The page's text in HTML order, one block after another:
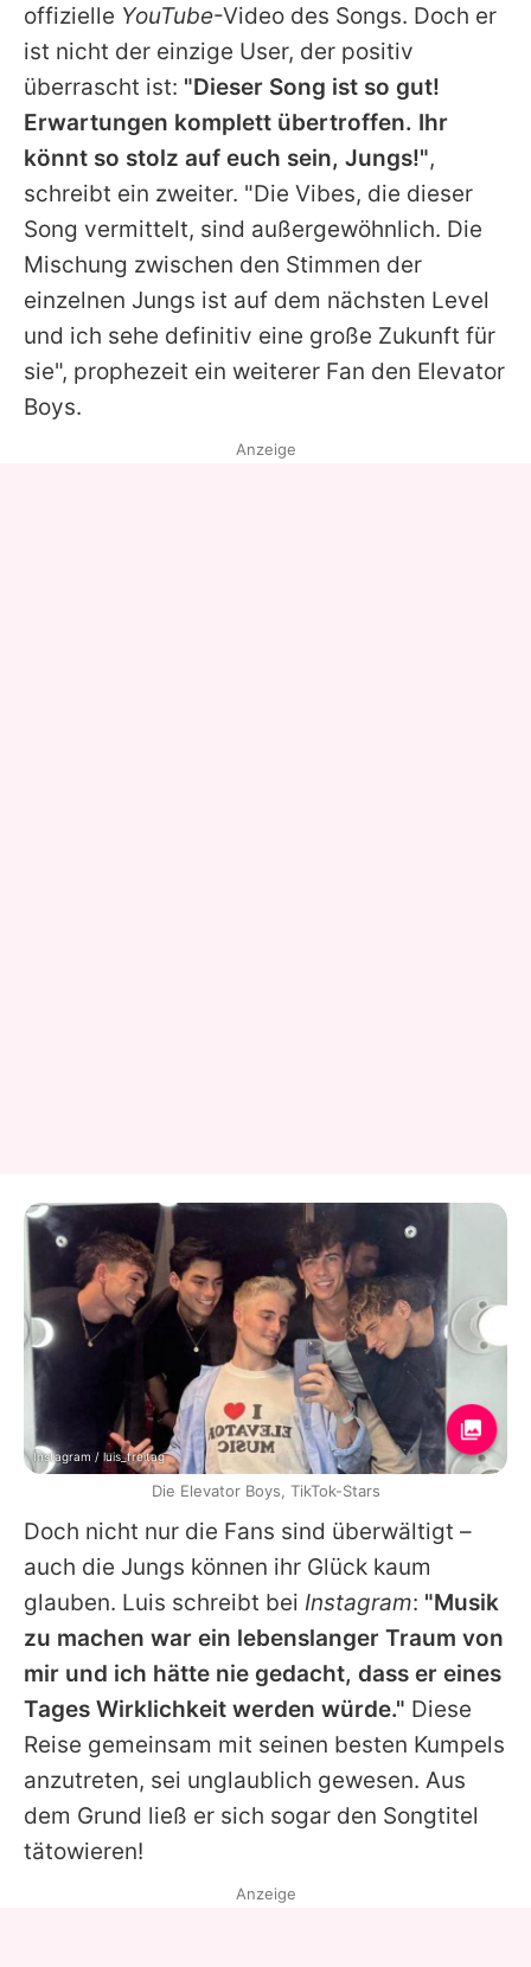
offizielle YouTube-Video des Songs. Doch er
ist nicht der einzige User, der positiv
überrascht ist: "Dieser Song ist so gut!
Erwartungen komplett übertroffen. Ihr
könnt so stolz auf euch sein, Jungs!",
schreibt ein zweiter. "Die Vibes, die dieser
Song vermittelt, sind außergewöhnlich. Die
Mischung zwischen den Stimmen der
einzelnen Jungs ist auf dem nächsten Level
und ich sehe definitiv eine große Zukunft für
sie", prophezeit ein weiterer Fan den Elevator
Boys.
Doch nicht nur die Fans sind überwältigt –
auch die Jungs können ihr Glück kaum
glauben. Luis schreibt bei Instagram: "Musik
zu machen war ein lebenslanger Traum von
mir und ich hätte nie gedacht, dass er eines
Tages Wirklichkeit werden würde." Diese
Reise gemeinsam mit seinen besten Kumpels
anzutreten, sei unglaublich gewesen. Aus
dem Grund ließ er sich sogar den Songtitel
tätowieren!
Anzeige
Instagram / luis_freitag
Die Elevator Boys, TikTok-Stars
Anzeige